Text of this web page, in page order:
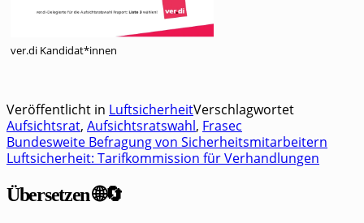
ver.di Kandidat*innen
Veröffentlicht in LuftsicherheitVerschlagwortet
Aufsichtsrat, Aufsichtsratswahl, Frasec
Beitragsnavigation
Bundesweite Befragung von Sicherheitsmitarbeitern
Luftsicherheit: Tarifkommission für Verhandlungen
Übersetzen 🌐🔄